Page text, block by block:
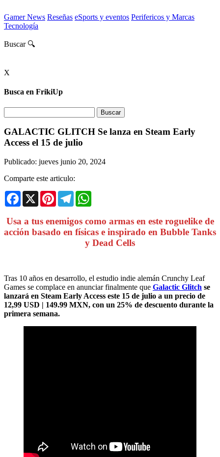
Gamer News Reseñas eSports y eventos Perifericos y Marcas
Tecnología
Buscar 🔍
X
Busca en FrikiUp
GALACTIC GLITCH Se lanza en Steam Early
Access el 15 de julio
Publicado: jueves junio 20, 2024
Comparte este articulo:
Facebook
X PinterestTelegram
Usa a tus enemigos como armas en este roguelike de
acción basado en físicas e inspirado en Bubble Tanks
y Dead Cells
Tras 10 años en desarrollo, el estudio indie alemán Crunchy Leaf
Games se complace en anunciar finalmente que Galactic Glitch se
lanzará en Steam Early Access este 15 de julio a un precio de
12,99 USD | 149.99 MXN, con un 25% de descuento durante la
primera semana.